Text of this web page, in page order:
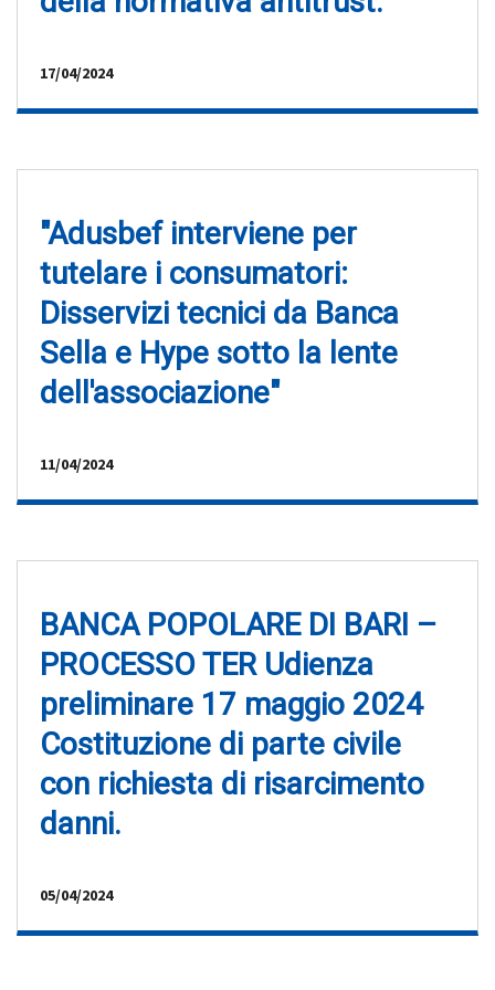
17/04/2024
"Adusbef interviene per
tutelare i consumatori:
Disservizi tecnici da Banca
Sella e Hype sotto la lente
dell'associazione"
11/04/2024
BANCA POPOLARE DI BARI –
PROCESSO TER Udienza
preliminare 17 maggio 2024
Costituzione di parte civile
con richiesta di risarcimento
danni.
05/04/2024